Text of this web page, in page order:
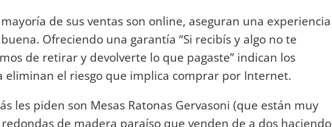
de sus ventas son online, aseguran una experiencia
Ofreciendo una garantía “Si recibís y algo no te
de retirar y devolverte lo que pagaste” indican los
eliminan el riesgo que implica comprar por Internet.
les piden son Mesas Ratonas Gervasoni (que están muy
de madera paraíso que venden de a dos haciendo